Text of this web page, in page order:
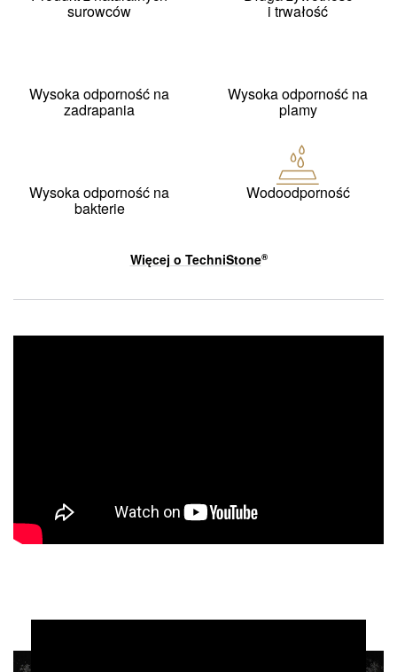
surowców i trwałość
Wysoka odporność na
zadrapania
Wysoka odporność na
plamy
Wysoka odporność na
bakterie
Wodoodporność
Więcej o TechniStone®